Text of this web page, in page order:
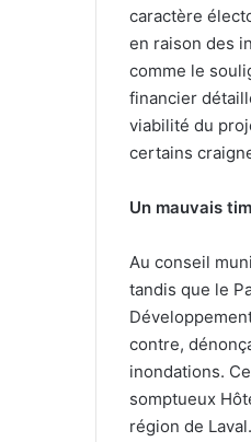
caractère
en raison des
comme le
financier
viabilité du
certains
Un mauvais
Au conseil
tandis que le
contre,
inondations.
somptueux
région de